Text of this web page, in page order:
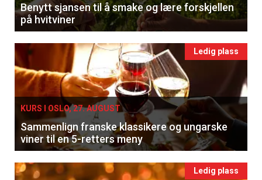
Benytt sjansen til å smake og lære forskjellen
på hvitviner
Ledig plass
KURS I OSLO, 27. AUGUST
Sammenlign franske klassikere og ungarske
viner til en 5-retters meny
Ledig plass